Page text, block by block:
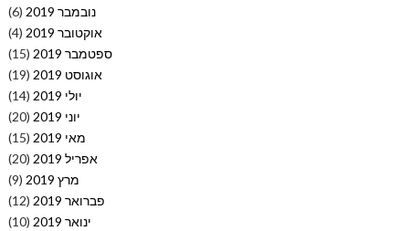
נובמבר 2019
(6)
אוקטובר 2019
(4)
ספטמבר 2019
(15)
אוגוסט 2019
(19)
יולי 2019
(14)
יוני 2019
(20)
מאי 2019
(15)
אפריל 2019
(20)
מרץ 2019
(9)
פברואר 2019
(12)
ינואר 2019
(10)